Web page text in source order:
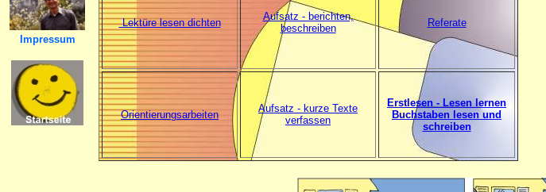
Impressum
Lektüre lesen dichten
Aufsatz - berichten,
beschreiben
Referate
Orientierungsarbeiten
Aufsatz - kurze Texte
verfassen
Erstlesen - Lesen lernen
Buchstaben lesen und
schreiben